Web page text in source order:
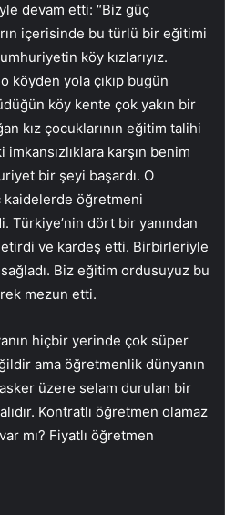
devam etti: “Biz güç
içerisinde bu türlü bir eğitimi
köy kızlarıyız.
köyden yola çıkıp bugün
köy kente çok yakın bir
kız çocuklarının eğitim talihi
karşın benim
bir şeyi başardı. O
kaidelerde öğretmeni
Türkiye’nin dört bir yanından
ve kardeş etti. Birbirleriyle
Biz eğitim ordusuyuz bu
mezun etti.
hiçbir yerinde çok süper
ama öğretmenlik dünyanın
üzere selam durulan bir
Kontratlı öğretmen olamaz
mı? Fiyatlı öğretmen